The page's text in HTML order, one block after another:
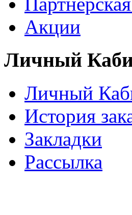
Акции
Личный
Личный
История
Закладки
Рассылка